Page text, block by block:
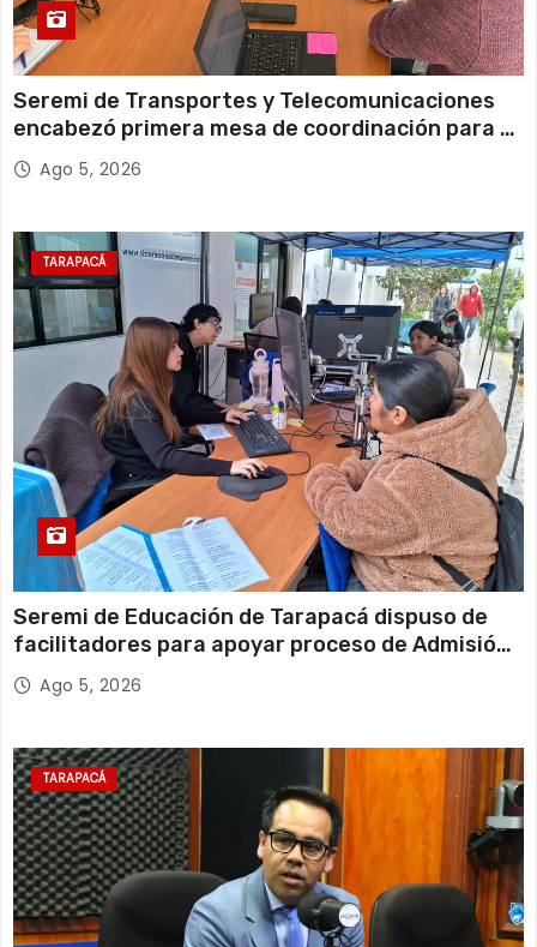
e
n
r
a
d
a
s
Seremi de Transportes y Telecomunicaciones
encabezó primera mesa de coordinación para el
retiro de cables en desuso en Iquique
Ago 5, 2026
TARAPACÁ
Seremi de Educación de Tarapacá dispuso de
facilitadores para apoyar proceso de Admisión
Escolar 2027
Ago 5, 2026
TARAPACÁ